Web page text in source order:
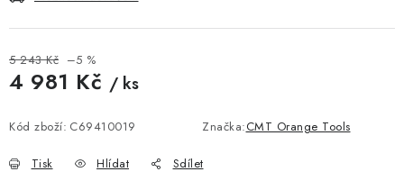
NÁSTROJE PRO OPRACOVÁNÍ KOVU
NÁSTROJE PRO ŘEZÁNÍ DŘEVA
5 243 Kč –5 %
4 981 Kč / ks
Kód zboží: C69410019 Značka:CMT Orange Tools
Tisk Hlídat Sdílet